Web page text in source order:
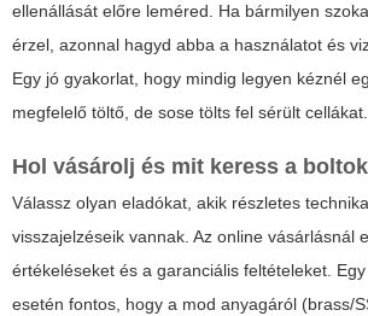
ellenállását előre leméred. Ha bármilyen
érzel, azonnal hagyd abba a használatot és
Egy jó gyakorlat, hogy mindig legyen kéznél
megfelelő töltő, de sose tölts fel sérült cellákat.
Hol vásárolj és mit keress a
Válassz olyan eladókat, akik részletes
visszajelzéseik vannak. Az online vásárlásnál
értékeléseket és a garanciális feltételeket. Egy
esetén fontos, hogy a mod anyagáról (brass/